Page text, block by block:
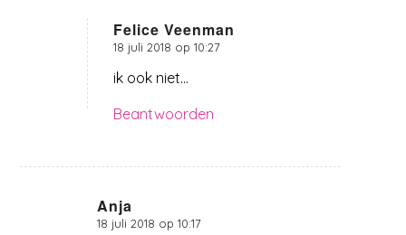
Felice Veenman
zegt:
18 juli 2018 op 10:27
ik ook niet…
Beantwoorden
Anja
zegt:
18 juli 2018 op 10:17